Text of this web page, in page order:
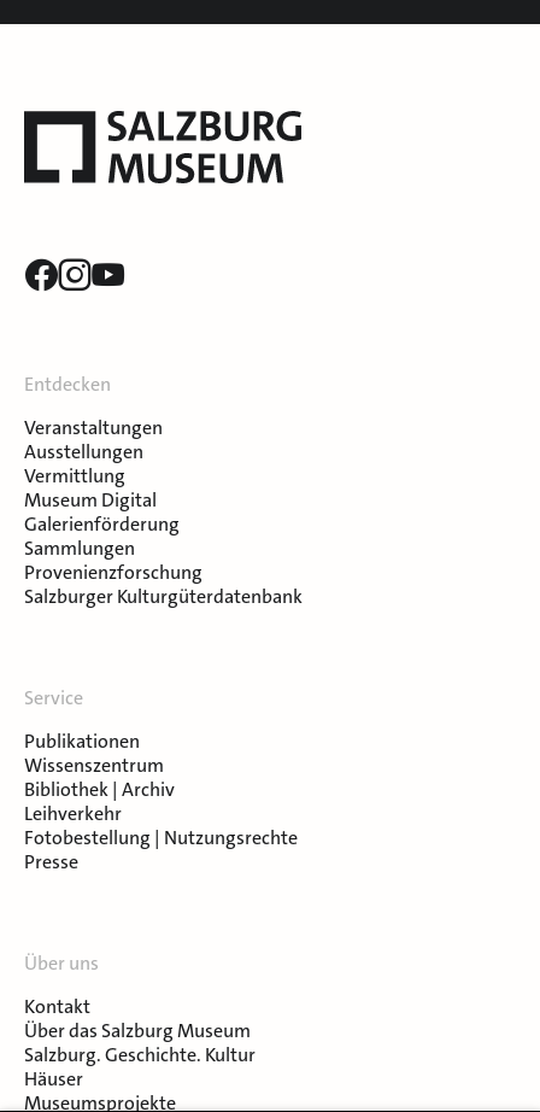
Entdecken
Veranstaltungen
Ausstellungen
Vermittlung
Museum Digital
Galerienförderung
Sammlungen
Provenienzforschung
Salzburger Kulturgüterdatenbank
Service
Publikationen
Wissenszentrum
Bibliothek | Archiv
Leihverkehr
Fotobestellung | Nutzungsrechte
Presse
Über uns
Kontakt
Über das Salzburg Museum
Salzburg. Geschichte. Kultur
Häuser
Museumsprojekte